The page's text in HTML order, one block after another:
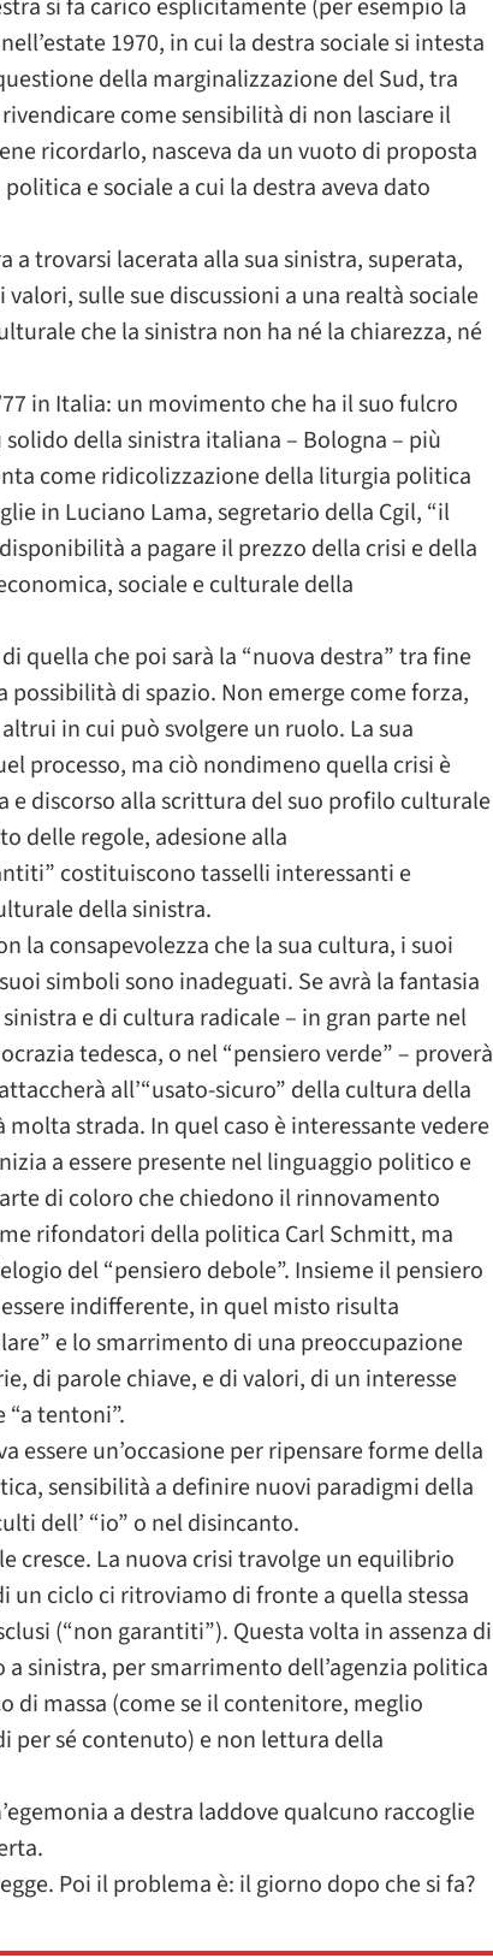
si fa carico esplicitamente (per esempio la
1970, in cui la destra sociale si intesta
della marginalizzazione del Sud, tra
come sensibilità di non lasciare il
ricordarlo, nasceva da un vuoto di proposta
e sociale a cui la destra aveva dato
a trovarsi lacerata alla sua sinistra, superata,
sulle sue discussioni a una realtà sociale
che la sinistra non ha né la chiarezza, né
in Italia: un movimento che ha il suo fulcro
della sinistra italiana – Bologna – più
come ridicolizzazione della liturgia politica
in Luciano Lama, segretario della Cgil, “il
a pagare il prezzo della crisi e della
sociale e culturale della
quella che poi sarà la “nuova destra” tra fine
possibilità di spazio. Non emerge come forza,
in cui può svolgere un ruolo. La sua
processo, ma ciò nondimeno quella crisi è
discorso alla scrittura del suo profilo culturale
delle regole, adesione alla
costituiscono tasselli interessanti e
della sinistra.
la consapevolezza che la sua cultura, i suoi
simboli sono inadeguati. Se avrà la fantasia
e di cultura radicale – in gran parte nel
tedesca, o nel “pensiero verde” – proverà
all’“usato-sicuro” della cultura della
strada. In quel caso è interessante vedere
a essere presente nel linguaggio politico e
di coloro che chiedono il rinnovamento
rifondatori della politica Carl Schmitt, ma
del “pensiero debole”. Insieme il pensiero
indifferente, in quel misto risulta
e lo smarrimento di una preoccupazione
di parole chiave, e di valori, di un interesse
“a tentoni”.
essere un’occasione per ripensare forme della
sensibilità a definire nuovi paradigmi della
dell’ “io” o nel disincanto.
cresce. La nuova crisi travolge un equilibrio
un ciclo ci ritroviamo di fronte a quella stessa
(“non garantiti”). Questa volta in assenza di
sinistra, per smarrimento dell’agenzia politica
di massa (come se il contenitore, meglio
per sé contenuto) e non lettura della
a destra laddove qualcuno raccoglie
Poi il problema è: il giorno dopo che si fa?